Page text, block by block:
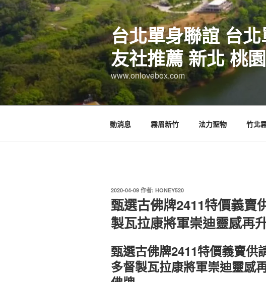
跳
至
主
要
內
容
台北單身聯誼 台
友社推薦 新北 桃
www.onlovebox.com
動消息 霧眉新竹 法力聖物 竹北
發
佈
於
2020-04-09 作者: HONEY520
甄選古佛牌2411特價義賣
製瓦拉康將軍崇迪靈感再
甄選古佛牌2411特價義賣供
多督製瓦拉康將軍崇迪靈感